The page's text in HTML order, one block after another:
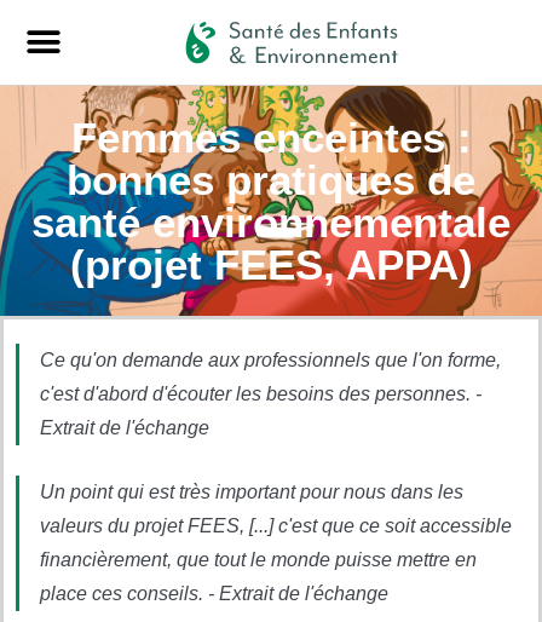
Femmes enceintes :
bonnes pratiques de
santé environnementale
(projet FEES, APPA)
Ce qu'on demande aux professionnels que l'on forme,
c'est d'abord d'écouter les besoins des personnes. -
Extrait de l'échange
Un point qui est très important pour nous dans les
valeurs du projet FEES, [...] c'est que ce soit accessible
financièrement, que tout le monde puisse mettre en
place ces conseils. - Extrait de l'échange